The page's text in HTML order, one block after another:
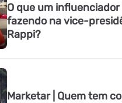
O que um
fazendo na vice-
Rappi?
Marketar | Quem tem